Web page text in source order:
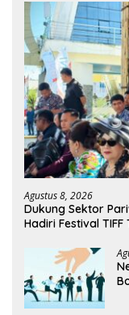
Agustus 8, 2026
Dukung Sektor
Hadiri Festival TIFF